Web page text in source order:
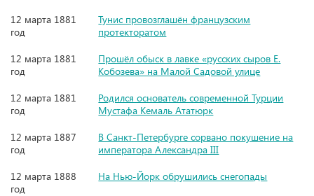
12 марта 1881
год
Тунис провозглашён французским
протекторатом
12 марта 1881
год
Прошёл обыск в лавке «русских сыров Е.
Кобозева» на Малой Садовой улице
12 марта 1881
год
Родился основатель современной Турции
Мустафа Кемаль Ататюрк
12 марта 1887
год
В Санкт-Петербурге сорвано покушение на
императора Александра III
12 марта 1888
год
На Нью-Йорк обрушились снегопады